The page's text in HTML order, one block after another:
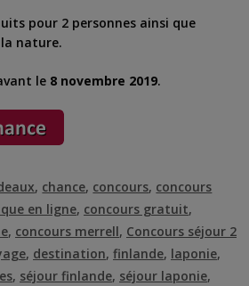
pour 2 personnes ainsi que
nature.
le 8 novembre 2019.
, chance, concours, concours
en ligne, concours gratuit,
, concours merrell, Concours séjour 2
, destination, finlande, laponie,
, séjour finlande, séjour laponie,